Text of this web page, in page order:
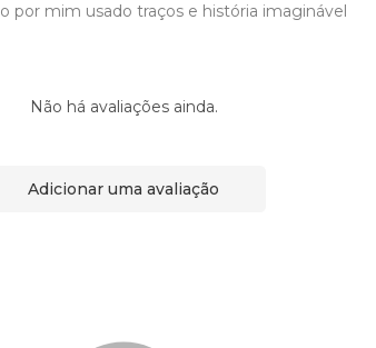
por mim usado traços e história imaginável
Não há avaliações ainda.
Adicionar uma avaliação